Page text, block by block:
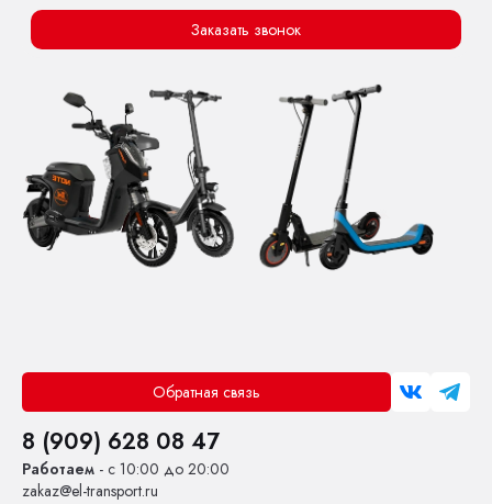
Заказать звонок
Обратная связь
8 (909) 628 08 47
Работаем - с 10:00 до 20:00
zakaz@el-transport.ru